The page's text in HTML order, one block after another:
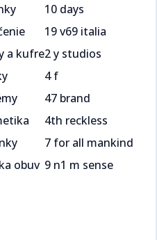
a kufre
obuv
10 days
19 v69 italia
2 y studios
4 f
47 brand
4th reckless
7 for all mankind
9 n1 m sense